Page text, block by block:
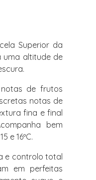
Superior da
uma altitude de
de frutos
notas de
fina e final
bem
e 16ºC.
e controlo total
em perfeitas